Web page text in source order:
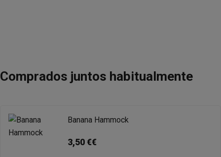
Comprados juntos habitualmente
Banana Hammock
3,50 €€